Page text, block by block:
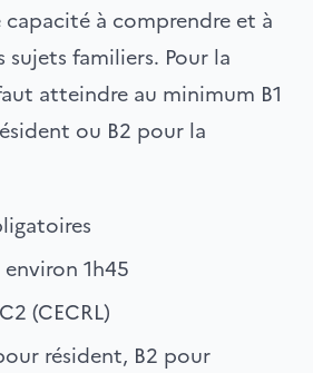
à comprendre et à
sujets familiers. Pour la
atteindre au minimum B1
ou B2 pour la
1h45
(CECRL)
résident, B2 pour